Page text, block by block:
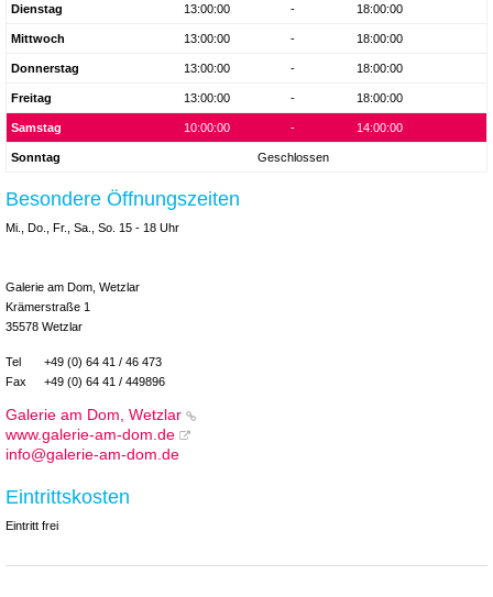
Dienstag 13:00:00 - 18:00:00
Mittwoch 13:00:00 - 18:00:00
Donnerstag 13:00:00 - 18:00:00
Freitag 13:00:00 - 18:00:00
Samstag 10:00:00 - 14:00:00
Sonntag Geschlossen
Besondere Öffnungszeiten
Mi., Do., Fr., Sa., So. 15 - 18 Uhr
Galerie am Dom, Wetzlar
Krämerstraße 1
35578 Wetzlar
Tel
+49 (0) 64 41 / 46 473
Fax
+49 (0) 64 41 / 449896
Galerie am Dom, Wetzlar
www.galerie-am-dom.de
info@galerie-am-dom.de
Eintrittskosten
Eintritt frei